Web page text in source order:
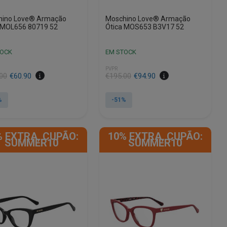
Love® Armação
80719 52
€60.90
Moschino Love® Armação
Ótica MOS653 B3V17 52
EM STOCK
PVPR
€195.00
O
original
€94.90
O
atual
-51%
EXTRA, CUPÃO:
SUMMER10
10% EXTRA, CUPÃO:
SUMMER10